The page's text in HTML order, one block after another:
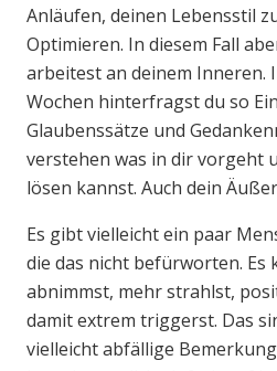
Anläufen, deinen Lebensstil
Optimieren. In diesem Fall
arbeitest an deinem Inneren.
Wochen hinterfragst du so
Glaubenssätze und
verstehen was in dir vorgeht
lösen kannst. Auch dein
Es gibt vielleicht ein paar
die das nicht befürworten. Es
abnimmst, mehr strahlst,
damit extrem triggerst. Das
vielleicht abfällige